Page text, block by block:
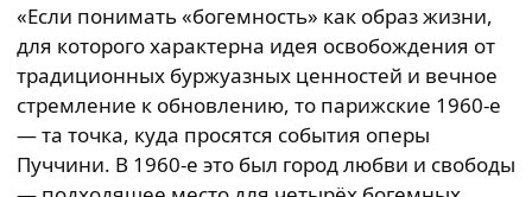
«Если понимать «богемность» как образ жизни,
для которого характерна идея освобождения от
традиционных буржуазных ценностей и вечное
стремление к обновлению, то парижские 1960-е
— та точка, куда просятся события оперы
Пуччини. В 1960-е это был город любви и свободы